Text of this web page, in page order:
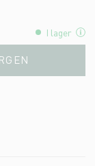
I lager